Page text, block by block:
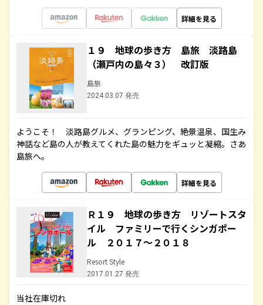
詳細を見る
１９ 地球の歩き方 島旅 淡路島
（瀬戸内の島々３） 改訂版
島旅
2024.03.07 発売
ようこそ！ 淡路島グルメ、グランピング、絶景温泉、国生み
神話など島の人が教えてくれた島の魅力をギュッと凝縮。さあ
島旅へ。
詳細を見る
Ｒ１９ 地球の歩き方 リゾートスタ
イル ファミリーで行くシンガポー
ル ２０１７～２０１８
Resort Style
2017.01.27 発売
当社在庫切れ